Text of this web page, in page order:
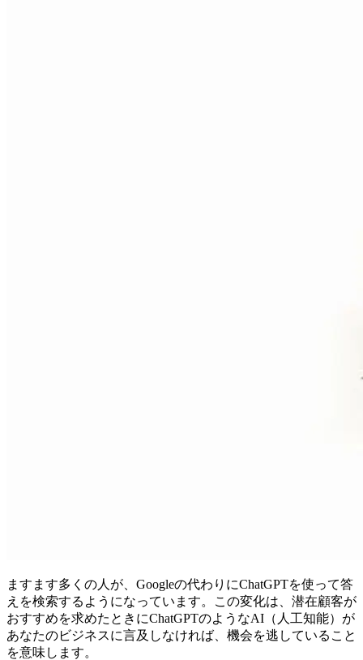
ますます多くの人が、Googleの代わりにChatGPTを使って答
えを検索するようになっています。この変化は、潜在顧客が
おすすめを求めたときにChatGPTのようなAI（人工知能）が
あなたのビジネスに言及しなければ、機会を逃していること
を意味します。